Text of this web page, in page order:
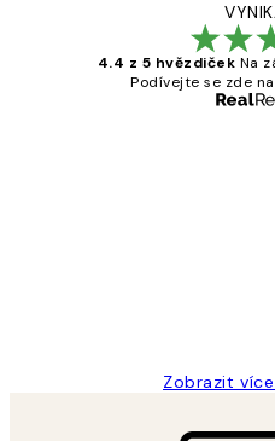
4.4 z 5 hvězdiček Na
Podívejte se zde
Zobrazit